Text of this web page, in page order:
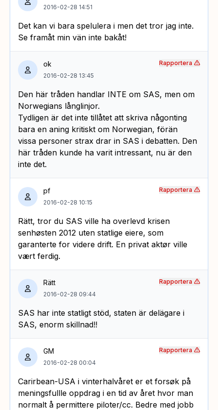
2016-02-28 14:51
Det kan vi bara spelulera i men det tror jag inte.
Se framåt min vän inte bakåt!
ok
2016-02-28 13:45
Den här tråden handlar INTE om SAS, men om
Norwegians långlinjor.
Tydligen är det inte tillåtet att skriva någonting
bara en aning kritiskt om Norwegian, förän
vissa personer strax drar in SAS i debatten. Den
här tråden kunde ha varit intressant, nu är den
inte det.
Rapportera
pf
2016-02-28 10:15
Rätt, tror du SAS ville ha overlevd krisen
senhøsten 2012 uten statlige eiere, som
garanterte for videre drift. En privat aktør ville
vært ferdig.
Rapportera
Rätt
2016-02-28 09:44
SAS har inte statligt stöd, staten är delägare i
SAS, enorm skillnad!!
Rapportera
GM
2016-02-28 00:04
Carirbean-USA i vinterhalvåret er et forsøk på
meningsfullle oppdrag i en tid av året hvor man
normalt å permittere piloter/cc. Bedre med jobb
Rapportera